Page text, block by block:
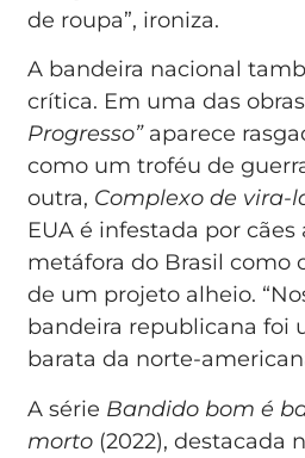
de roupa”, ironiza.
A bandeira nacional
crítica. Em uma das
Progresso”aparece
como um troféu de
outra, Complexo de vira-
EUA é infestada por
metáfora do Brasil como
de um projeto alheio.
bandeira republicana foi
barata da norte-
A série Bandido bom é
morto (2022), destacada